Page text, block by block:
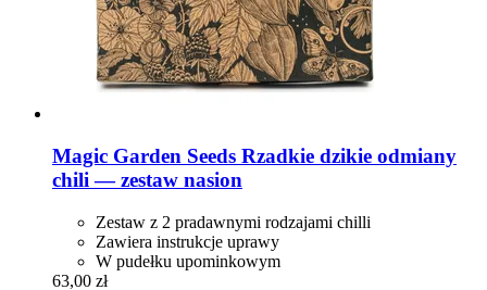
Magic Garden Seeds Rzadkie dzikie odmiany
chili — zestaw nasion
Zestaw z 2 pradawnymi rodzajami chilli
Zawiera instrukcje uprawy
W pudełku upominkowym
63,00 zł